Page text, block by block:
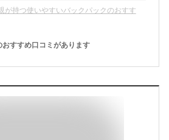
が持つ使いやすいバックパックのおすす
おすすめ口コミがあります